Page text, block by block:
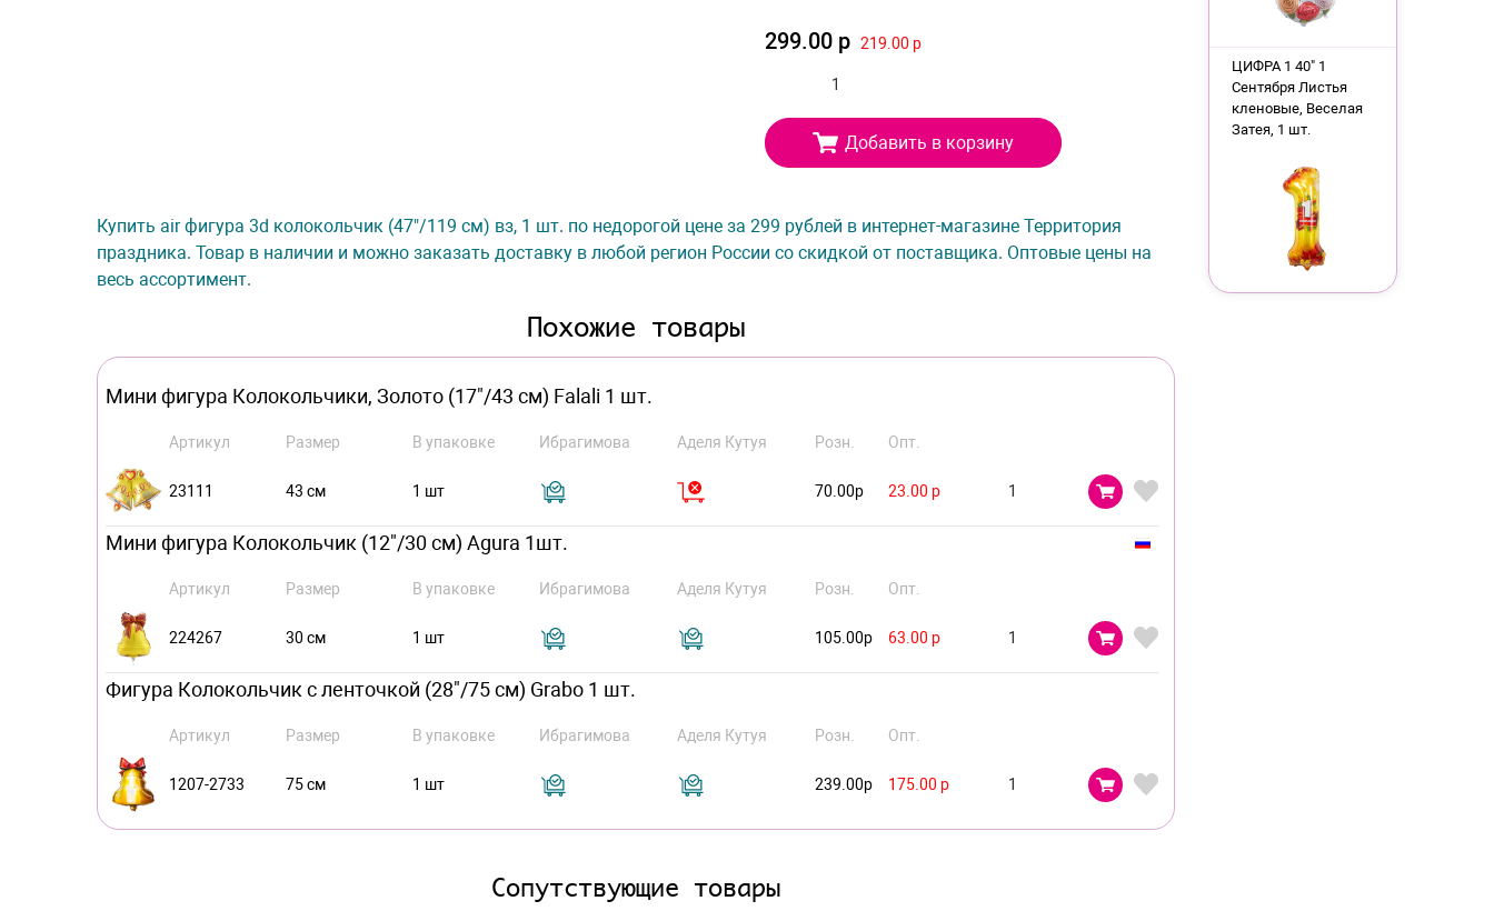
299.00 р 219.00 р
Добавить в корзину
Купить air фигура 3d колокольчик (47"/119 см) вз, 1 шт. по недорогой цене за 299 рублей в интернет-магазине Территория
праздника. Товар в наличии и можно заказать доставку в любой регион России со скидкой от поставщика. Оптовые цены на
весь ассортимент.
Похожие товары
Мини фигура Колокольчики, Золото (17"/43 см) Falali 1 шт.
Артикул Размер В упаковке Ибрагимова Аделя Кутуя Розн. Опт.
23111 43 см 1 шт 70.00р 23.00 р
Мини фигура Колокольчик (12"/30 см) Agura 1шт.
Артикул Размер В упаковке Ибрагимова Аделя Кутуя Розн. Опт.
224267 30 см 1 шт 105.00р 63.00 р
Фигура Колокольчик с ленточкой (28"/75 см) Grabo 1 шт.
Артикул Размер В упаковке Ибрагимова Аделя Кутуя Розн. Опт.
1207-2733 75 см 1 шт 239.00р 175.00 р
Сопутствующие товары
ЦИФРА 1 40" 1
Сентября Листья
кленовые, Веселая
Затея, 1 шт.